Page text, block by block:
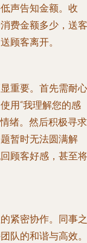
声告知金额。收
费金额多少，送客
顾客离开。
重要。首先需耐心
用“我理解您的感
绪。然后积极寻求
暂时无法圆满解
顾客好感，甚至将
紧密协作。同事之
队的和谐与高效。